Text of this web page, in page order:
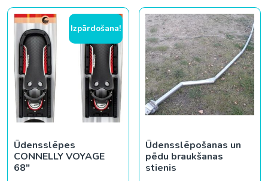
Izpārdošana!
Ūdensslēpes
CONNELLY VOYAGE
68″
Ūdensslēpošanas un
pēdu braukšanas
stienis